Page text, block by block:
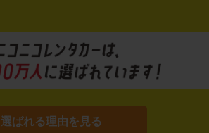
選ばれる理由を見る